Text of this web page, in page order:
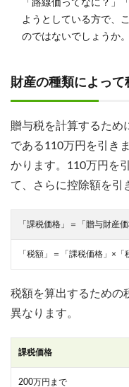
「路線価ってなに？」
ようとしている方で、
のではないでしょうか
財産の種類によっ
贈与税を計算するため
である110万円を引き
かります。110万円を
て、さらに控除額を引
「課税価格」＝「贈与財産
「税額」＝「課税価格」×「
税額を算出するための
異なります。
課税価格
200万円まで